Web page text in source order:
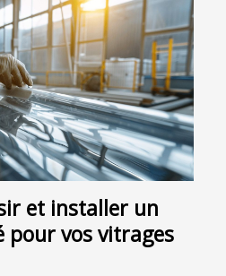
et installer un
vos vitrages